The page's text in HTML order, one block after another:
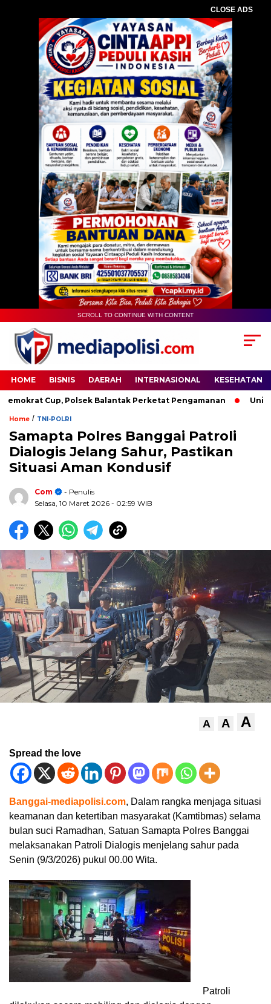
CLOSE ADS
SCROLL TO CONTINUE WITH CONTENT
HOME BISNIS DAERAH INTERNASIONAL KESEHATAN
Cup, Polsek Balantak Perketat Pengamanan Unifying
Home / TNI-POLRI
Samapta Polres Banggai Patroli
Dialogis Jelang Sahur, Pastikan
Situasi Aman Kondusif
Com
- Penulis
Selasa, 10 Maret 2026 - 02:59 WIB
A A A
Spread the love
Banggai-mediapolisi.com, Dalam rangka menjaga situasi
keamanan dan ketertiban masyarakat (Kamtibmas) selama
bulan suci Ramadhan, Satuan Samapta Polres Banggai
melaksanakan Patroli Dialogis menjelang sahur pada
Senin (9/3/2026) pukul 00.00 Wita.
Patroli